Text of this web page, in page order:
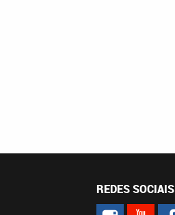
REDES SOCIAIS